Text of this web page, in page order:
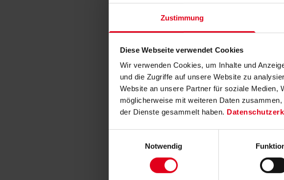
Zustimmung
Diese Webseite verwendet Cookies
Wir verwenden Cookies, um Inhalte und
und die Zugriffe auf unsere Website zu
Website an unsere Partner für soziale Medien,
möglicherweise mit weiteren Daten
der Dienste gesammelt haben.
Notwendig